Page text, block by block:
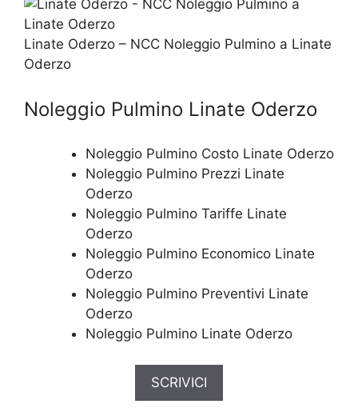
Linate Oderzo – NCC Noleggio Pulmino a Linate
Oderzo
Noleggio Pulmino Linate Oderzo
Noleggio Pulmino Costo Linate Oderzo
Noleggio Pulmino Prezzi Linate
Oderzo
Noleggio Pulmino Tariffe Linate
Oderzo
Noleggio Pulmino Economico Linate
Oderzo
Noleggio Pulmino Preventivi Linate
Oderzo
Noleggio Pulmino Linate Oderzo
SCRIVICI